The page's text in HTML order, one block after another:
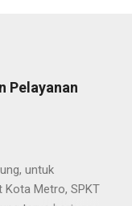
Pelayanan
untuk
Kota Metro, SPKT